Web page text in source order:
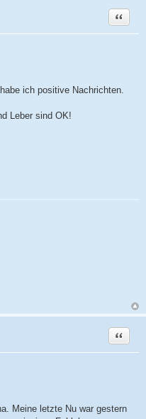
Zitat
ich positive Nachrichten.
Leber sind OK!
Zitat
Meine letzte Nu war gestern